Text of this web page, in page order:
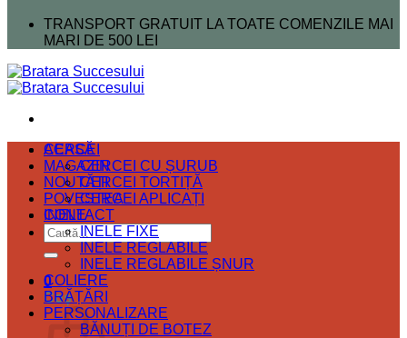
TRANSPORT GRATUIT LA TOATE COMENZILE MAI
MARI DE 500 LEI
ACASĂ
MAGAZIN
NOUTĂȚI
POVESTEA
CONTACT
Caută
după:
0
Coș
CERCEI
CERCEI CU ȘURUB
CERCEI TORTIȚĂ
CERCEI APLICAȚI
INELE
INELE FIXE
INELE REGLABILE
INELE REGLABILE ȘNUR
COLIERE
BRĂȚĂRI
PERSONALIZARE
BĂNUȚI DE BOTEZ